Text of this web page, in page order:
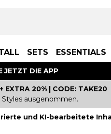
SETS ESSENTIALS
JETZT DIE APP
EXTRA 20% | CODE: TAKE20
Styles ausgenommen.
und KI-bearbeitete